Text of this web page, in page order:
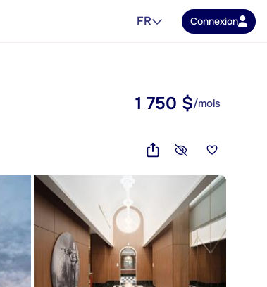
FR Connexion
1 750 $/mois